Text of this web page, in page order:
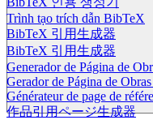
Trình tạo trích dẫn BibTeX
BibTeX 引用生成器
BibTeX 引用生成器
Generador de Página de
Gerador de Página de
Générateur de page de
作品引用ページ生成器